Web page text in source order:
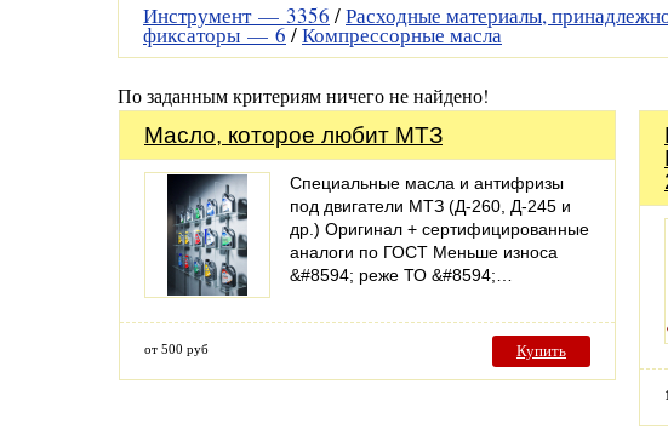
Инструмент — 3356 /Расходные материалы,
фиксаторы —6/Компрессорные масла
По заданным критериям ничего не найдено!
Масло, которое любит МТЗ
Специальные масла и антифризы
под двигатели МТЗ (Д-260, Д-245 и
др.) Оригинал + сертифицированные
аналоги по ГОСТ Меньше износа
&#8594; реже ТО &#8594;…
от 500 руб Купить